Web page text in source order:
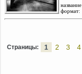
формат:
Страницы: 1 2 3 4